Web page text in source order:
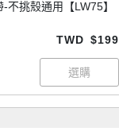
挑殼通用【LW75】
TWD $199